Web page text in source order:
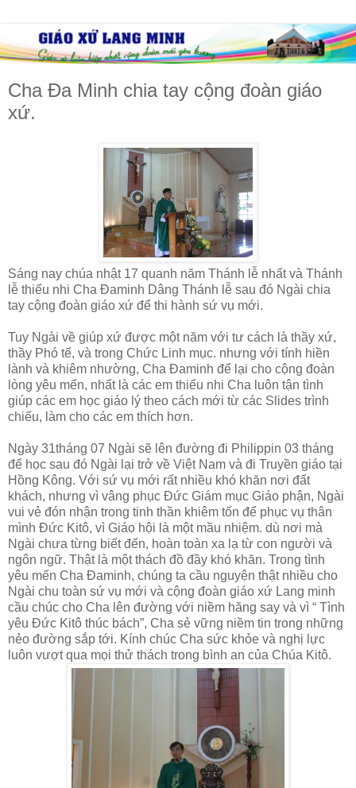
Cha Đa Minh chia tay cộng đoàn giáo
xứ.
Sáng nay chúa nhật 17 quanh năm Thánh lễ nhất và Thánh
lễ thiếu nhi Cha Đaminh Dâng Thánh lễ sau đó Ngài chia
tay cộng đoàn giáo xứ để thi hành sứ vụ mới.
Tuy Ngài về giúp xứ được một năm với tư cách là thầy xứ,
thầy Phó tế, và trong Chức Linh mục. nhưng với tính hiền
lành và khiêm nhường, Cha Đaminh để lại cho cộng đoàn
lòng yêu mến, nhất là các em thiếu nhi Cha luôn tận tình
giúp các em học giáo lý theo cách mới từ các Slides trình
chiếu, làm cho các em thích hơn.
Ngày 31tháng 07 Ngài sẽ lên đường đi Philippin 03 tháng
để học sau đó Ngài lại trở về Việt Nam và đi Truyền giáo tại
Hồng Kông. Với sứ vụ mới rất nhiều khó khăn nơi đất
khách, nhưng vì vâng phục Đức Giám mục Giáo phận, Ngài
vui vẻ đón nhận trong tinh thần khiêm tốn để phục vụ thân
mình Đức Kitô, vì Giáo hội là một mầu nhiệm. dù nơi mà
Ngài chưa từng biết đến, hoàn toàn xa lạ từ con người và
ngôn ngữ. Thật là một thách đồ đầy khó khăn. Trong tình
yêu mến Cha Đaminh, chúng ta cầu nguyện thật nhiều cho
Ngài chu toàn sứ vụ mới và cộng đoàn giáo xứ Lang minh
cầu chúc cho Cha lên đường với niềm hăng say và vì “ Tình
yêu Đức Kitô thúc bách”, Cha sẻ vững niềm tin trong những
nẻo đường sắp tới. Kính chúc Cha sức khỏe và nghị lực
luôn vượt qua mọi thử thách trong bình an của Chúa Kitô.